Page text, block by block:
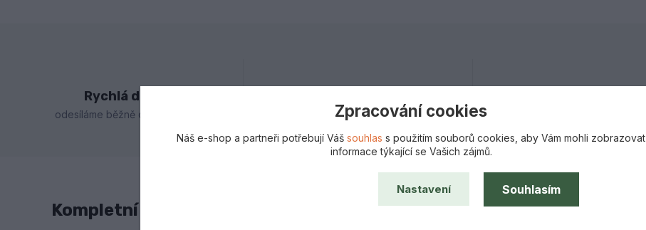
Rychlá doprava
odesíláme běžně do druhého dne s vrácením peněz
Kompletní specifikace
Zpracování cookies
Náš e-shop a partneři potřebují Váš souhlas s použitím souborů cookies, aby Vám mohli zobrazovat
informace týkající se Vašich zájmů.
Nastavení Souhlasím